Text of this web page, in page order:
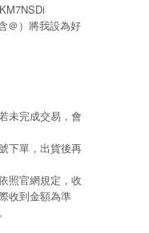
＠）將我設為好
未完成交易，會
下單，出貨後再
照官網規定，收
收到金額為準